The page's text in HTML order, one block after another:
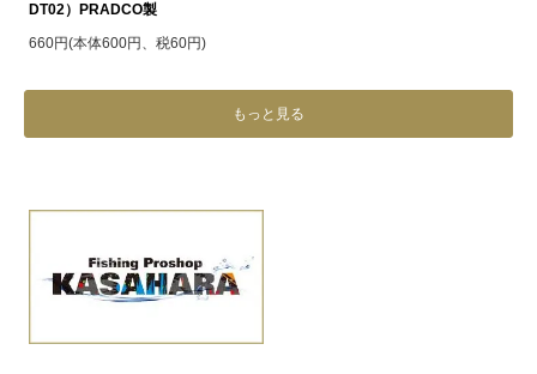
DT02）PRADCO製
660円(本体600円、税60円)
もっと見る